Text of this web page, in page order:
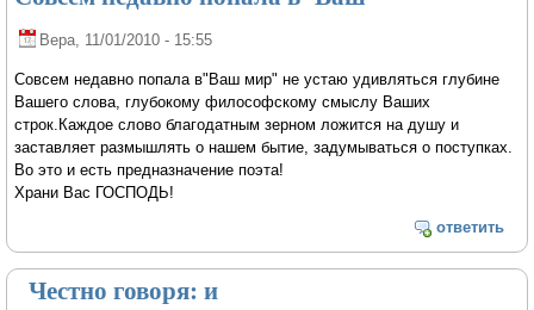
Вера, 11/01/2010 - 15:55
Совсем недавно попала в"Ваш мир" не устаю удивляться глубине
Вашего слова, глубокому философскому смыслу Ваших
строк.Каждое слово благодатным зерном ложится на душу и
заставляет размышлять о нашем бытие, задумываться о поступках.
Во это и есть предназначение поэта!
Храни Вас ГОСПОДЬ!
ответить
Честно говоря: и